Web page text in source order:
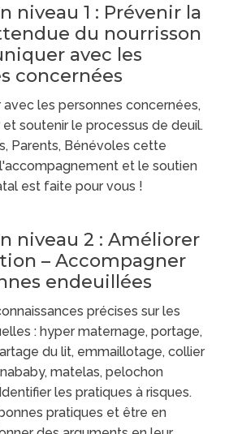
niveau 1 : Prévenir la
du nourrisson
avec les
concernées
les personnes concernées,
soutenir le processus de deuil.
Parents, Bénévoles cette
et le soutien
est faite pour vous !
niveau 2 : Améliorer
– Accompagner
endeuillées
précises sur les
: hyper maternage, portage,
du lit, emmaillotage, collier
matelas, pelochon
les pratiques à risques.
pratiques et être en